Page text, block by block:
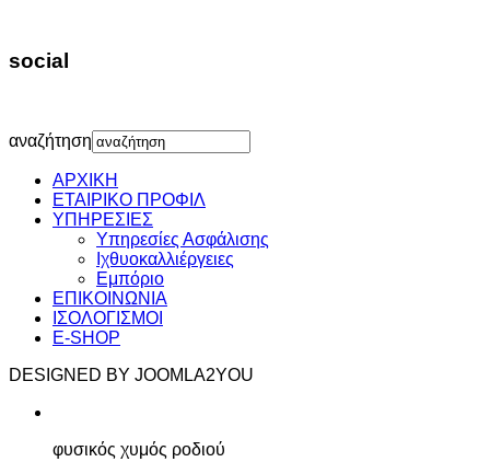
social
αναζήτηση
ΑΡΧΙΚΗ
ΕΤΑΙΡΙΚΟ ΠΡΟΦΙΛ
ΥΠΗΡΕΣΙΕΣ
Υπηρεσίες Ασφάλισης
Ιχθυοκαλλιέργειες
Εμπόριο
ΕΠΙΚΟΙΝΩΝΙΑ
ΙΣΟΛΟΓΙΣΜΟΙ
E-SHOP
DESIGNED BY JOOMLA2YOU
φυσικός χυμός ροδιού